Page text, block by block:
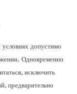
допустимо
Одновременно
исключить
предварительно